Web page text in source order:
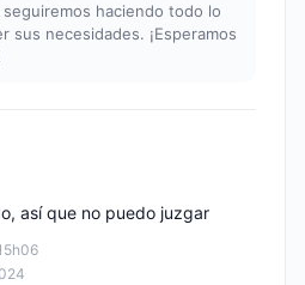
haciendo todo lo
sus necesidades. ¡Esperamos
así que no puedo juzgar